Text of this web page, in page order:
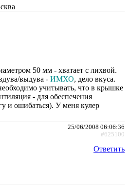
50 мм - хватает с лихвой.
выдува - ИМХО, дело вкуса.
учитывать, что в крышке
- для обеспечения
и ошибаться). У меня кулер
25/06/2008 06:06:36
#625100
Ответить